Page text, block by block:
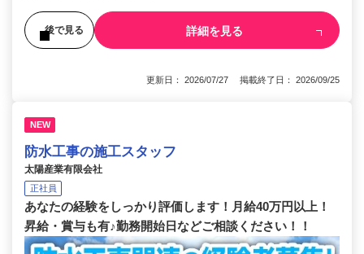
後で見る 詳細を見る
更新日： 2026/07/27 掲載終了日： 2026/09/25
NEW
防水工事の施工スタッフ
太陽産業有限会社
正社員
あなたの経験をしっかり評価します！月給40万円以上！
昇給・賞与も有♪勤務開始日などご相談ください！！